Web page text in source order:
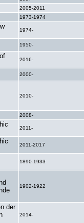
2005-2011
1973-1974
1974-
1950-
2016-
2000-
2010-
2008-
2011-
2011-2017
1890-1933
1902-1922
der
2014-